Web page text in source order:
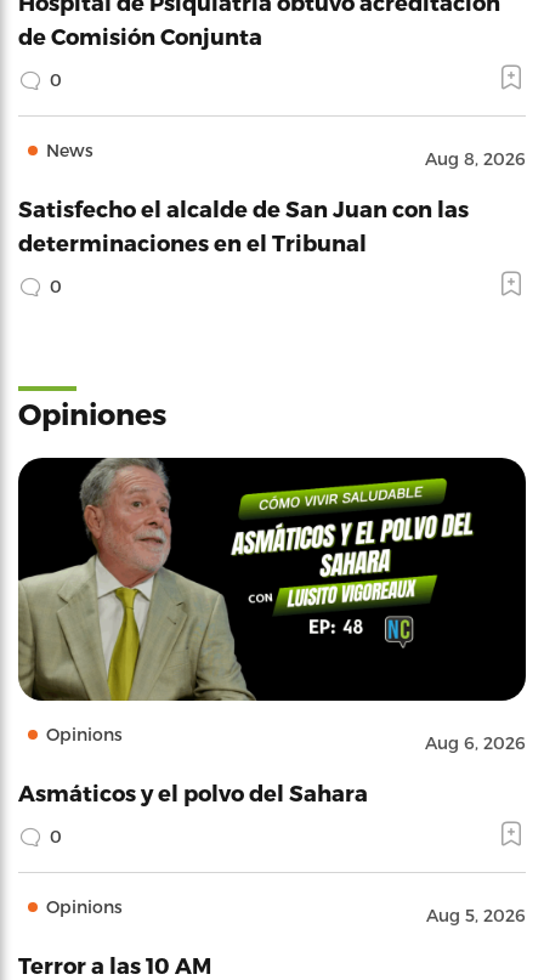
de Comisión Conjunta
0
News Aug 8, 2026
Satisfecho el alcalde de San Juan con las
determinaciones en el Tribunal
0
Opiniones
Opinions Aug 6, 2026
Asmáticos y el polvo del Sahara
0
Opinions Aug 5, 2026
Terror a las 10 AM